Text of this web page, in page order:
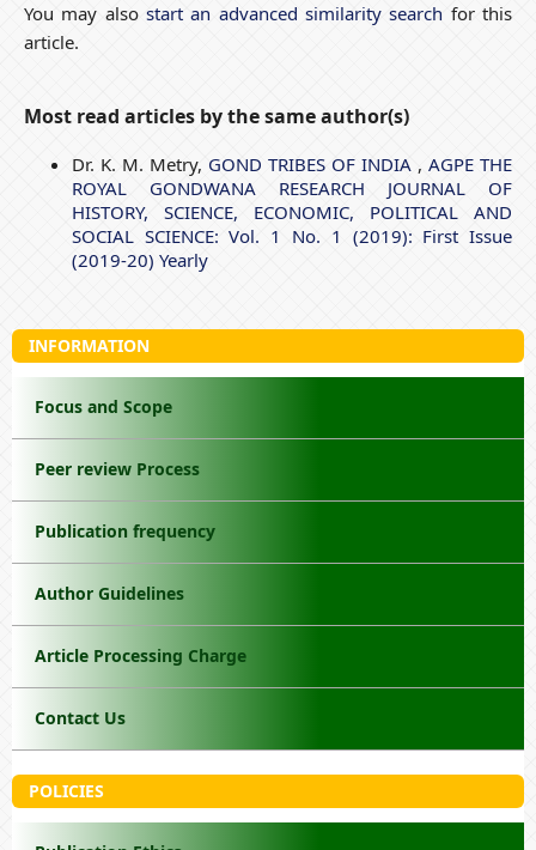
You may also start an advanced similarity search for this
article.
Most read articles by the same author(s)
Dr. K. M. Metry, GOND TRIBES OF INDIA ,AGPE THE
ROYAL GONDWANA RESEARCH JOURNAL OF
HISTORY, SCIENCE, ECONOMIC, POLITICAL AND
SOCIAL SCIENCE: Vol. 1 No. 1 (2019): First Issue
(2019-20) Yearly
INFORMATION
Focus and Scope
Peer review Process
Publication frequency
Author Guidelines
Article Processing Charge
Contact Us
POLICIES